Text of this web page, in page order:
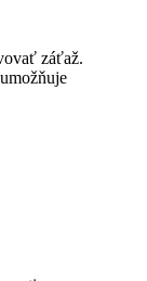
záťaž.